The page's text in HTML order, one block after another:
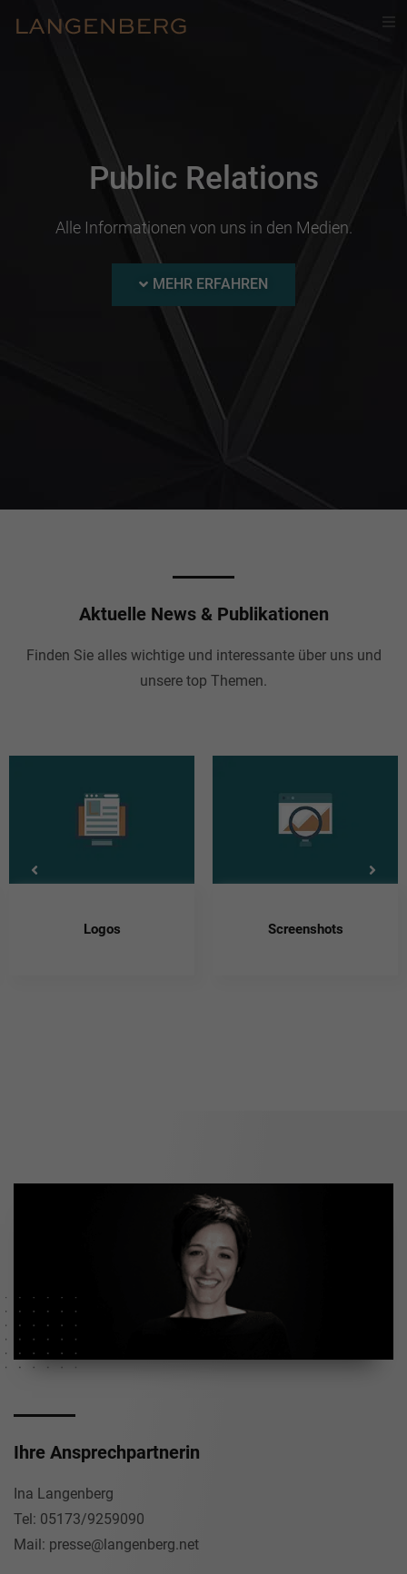
Public Relations
Alle Informationen von uns in den Medien.
MEHR ERFAHREN
Aktuelle News & Publikationen
Finden Sie alles wichtige und interessante über uns und
unsere top Themen.
Logos Screenshots
Ihre Ansprechpartnerin
Ina Langenberg
Tel: 05173/9259090
Mail: presse@langenberg.net